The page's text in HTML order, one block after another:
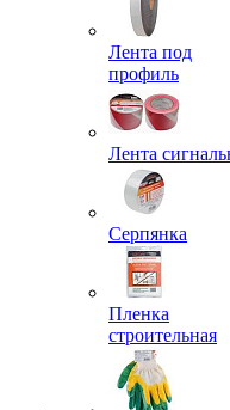
Лента под
профиль
Лента
Серпянка
Пленка
строительная